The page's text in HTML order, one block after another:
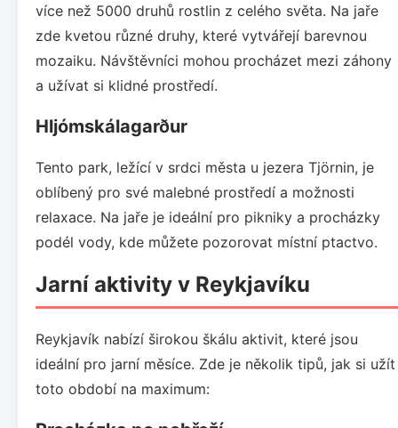
více než 5000 druhů rostlin z celého světa. Na jaře
zde kvetou různé druhy, které vytvářejí barevnou
mozaiku. Návštěvníci mohou procházet mezi záhony
a užívat si klidné prostředí.
Hljómskálagarður
Tento park, ležící v srdci města u jezera Tjörnin, je
oblíbený pro své malebné prostředí a možnosti
relaxace. Na jaře je ideální pro pikniky a procházky
podél vody, kde můžete pozorovat místní ptactvo.
Jarní aktivity v Reykjavíku
Reykjavík nabízí širokou škálu aktivit, které jsou
ideální pro jarní měsíce. Zde je několik tipů, jak si užít
toto období na maximum: